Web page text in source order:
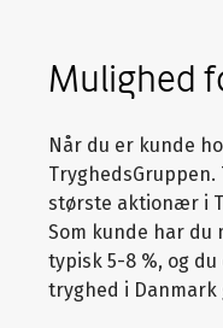
Mulighed
Når du er kunde
største aktionær i
Som kunde har du
typisk 5-8 %, og
tryghed i Danmark